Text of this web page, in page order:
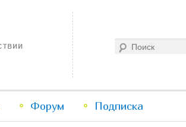
Форум Подписка